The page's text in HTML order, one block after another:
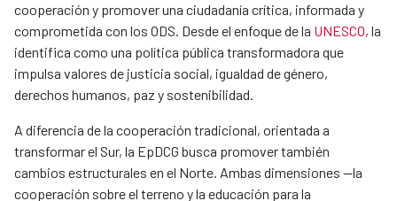
cooperación y promover una ciudadanía crítica, informada y
comprometida con los ODS. Desde el enfoque de la UNESCO, la
identifica como una política pública transformadora que
impulsa valores de justicia social, igualdad de género,
derechos humanos, paz y sostenibilidad.
A diferencia de la cooperación tradicional, orientada a
transformar el Sur, la EpDCG busca promover también
cambios estructurales en el Norte. Ambas dimensiones —la
cooperación sobre el terreno y la educación para la